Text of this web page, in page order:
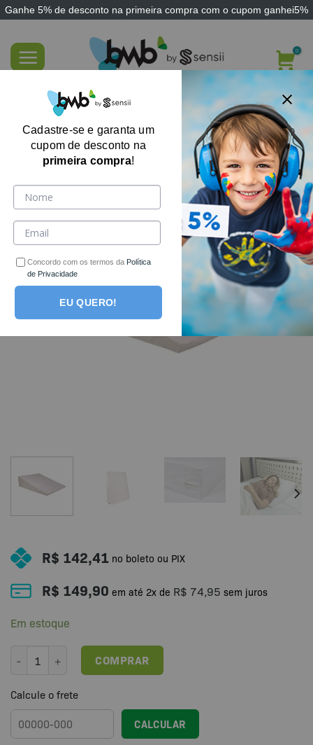
Ganhe 5% de desconto na primeira compra com o cupom ganhei5%
content
Almofada Travesseiro Rampa para
Refluxo Tronco – Sensii
R$ 142,41 no boleto ou PIX
R$ 149,90 em até 2x de R$ 74,95 sem juros
Em estoque
Almofada Travesseiro Rampa para Refluxo Tronco - Sensii
COMPRAR
Calcule o frete
CALCULAR
Cadastre-se e garanta um
cupom de desconto na
primeira compra!
Concordo com os termos da Política
de Privacidade
EU QUERO!